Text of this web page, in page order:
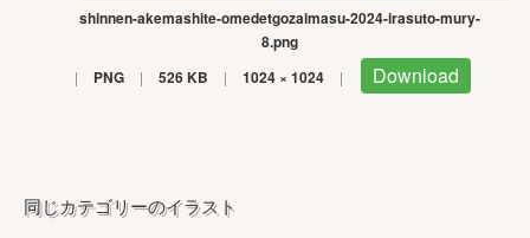
shinnen-akemashite-omedetgozaimasu-2024-irasuto-mury-
8.png
| PNG | 526 KB | 1024 × 1024 | Download
同じカテゴリーのイラスト